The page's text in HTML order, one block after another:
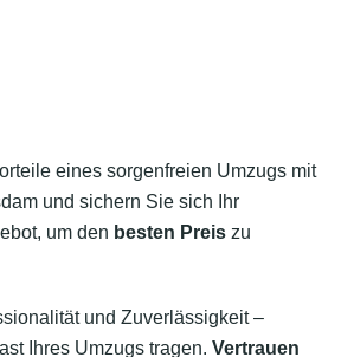
eines sorgenfreien Umzugs mit
und sichern Sie sich Ihr
um den besten Preis zu
und Zuverlässigkeit –
Ihres Umzugs tragen. Vertrauen